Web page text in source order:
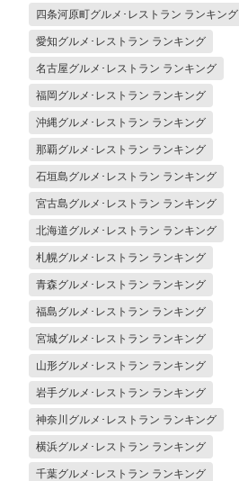
四条河原町グルメ･レストラン ランキング
愛知グルメ･レストラン ランキング
名古屋グルメ･レストラン ランキング
福岡グルメ･レストラン ランキング
沖縄グルメ･レストラン ランキング
那覇グルメ･レストラン ランキング
石垣島グルメ･レストラン ランキング
宮古島グルメ･レストラン ランキング
北海道グルメ･レストラン ランキング
札幌グルメ･レストラン ランキング
青森グルメ･レストラン ランキング
福島グルメ･レストラン ランキング
宮城グルメ･レストラン ランキング
山形グルメ･レストラン ランキング
岩手グルメ･レストラン ランキング
神奈川グルメ･レストラン ランキング
横浜グルメ･レストラン ランキング
千葉グルメ･レストラン ランキング